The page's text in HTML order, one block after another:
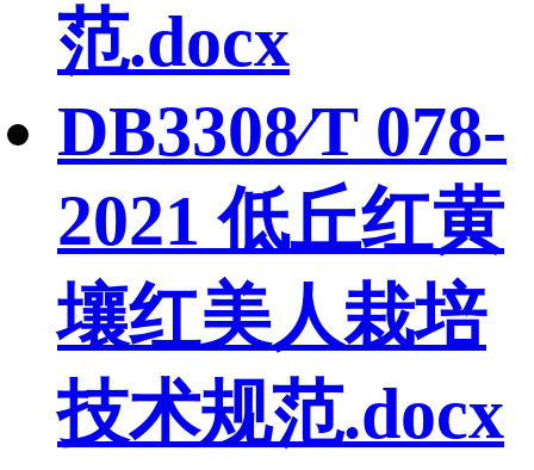
范.docx
DB3308∕T 078-
2021 低丘红黄
壤红美人栽培
技术规范.docx